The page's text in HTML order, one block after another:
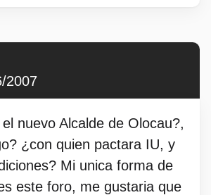
2007
nuevo Alcalde de Olocau?,
¿con quien pactara IU, y
Mi unica forma de
este foro, me gustaria que